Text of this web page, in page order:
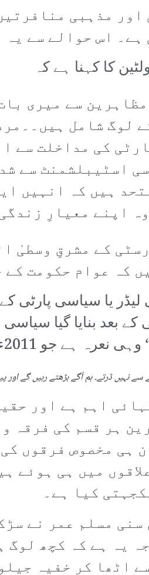
مذہبی
ہے۔ اس حوالے سے
سے میری
لوگ شامل
کی مداخلت سے
اسٹیبلشمنٹ سے
ہیں کہ انہیں
اپنے معیارِ
کے مشرقِ وسطیٰ
کہ عوام حکومت
بعد بنایا گیا سیاسی
انقلاب میں مصری عوام نے لگایا تھا۔
سے نہیں ڈرتے۔ ہم آگے بڑھتے رہیں گے اور
اہم ہے اور
ہر قسم کی فرقہ
ہی مخصوص فرقوں
میں ہی ہوئے
کیا ہے۔
سنی مسلم عمر نے
یہ ہے کہ کچھ
اٹھا کر خفیہ